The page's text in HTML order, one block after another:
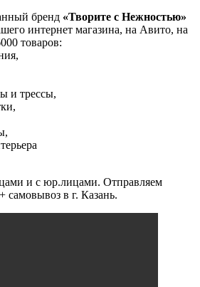
бренд «Творите с Нежностью»
интернет магазина, на Авито, на
товаров:
и трессы,
и с юр.лицами. Отправляем
самовывоз в г. Казань.